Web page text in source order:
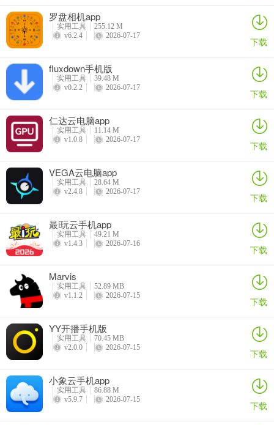
3、支持自定义LORA模型上传与使用，用户可基于已有角色或设定训
练专属模型，提升创作自由度和精准度。
进行切换和调用，适应多场景下的输出要求。
更新日志
v2.1.3版本
体验全新改版升级
罗盘相机app
实用工具
255.12 M
v6.2.4
2026-07-17 下载
fluxdown手机版
实用工具
39.48 M
v0.2.2
2026-07-17 下载
仁达云电脑app
实用工具
11.14 M
v1.0.8
2026-07-17 下载
VEGA云电脑app
实用工具
28.64 M
v2.4.8
2026-07-17 下载
最i玩云手机app
实用工具
49.21 M
v1.4.3
2026-07-16 下载
Marvis
实用工具
52.89 MB
v1.1.2
2026-07-15 下载
YY开播手机版
实用工具
70.45 MB
v2.0.0
2026-07-15 下载
小象云手机app
实用工具
86.88 M
v5.9.7
2026-07-15 下载